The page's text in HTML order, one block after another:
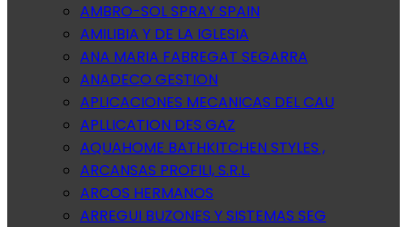
AMBRO-SOL SPRAY SPAIN
AMILIBIA Y DE LA IGLESIA
ANA MARIA FABREGAT SEGARRA
ANADECO GESTION
APLICACIONES MECANICAS DEL CAU
APLLICATION DES GAZ
AQUAHOME BATHKITCHEN STYLES ,
ARCANSAS PROFILI, S.R.L.
ARCOS HERMANOS
ARREGUI BUZONES Y SISTEMAS SEG